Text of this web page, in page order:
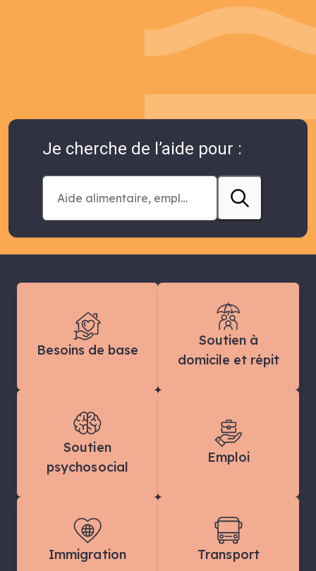
Je cherche de l’aide pour :
Besoins de base
Soutien à
domicile et répit
Soutien
psychosocial
Emploi
Immigration Transport